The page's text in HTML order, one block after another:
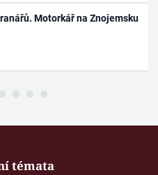
Motorkář na Znojemsku
témata